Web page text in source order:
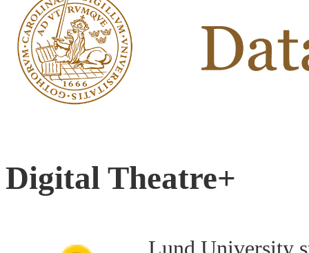
Digital Theatre+
Lund University